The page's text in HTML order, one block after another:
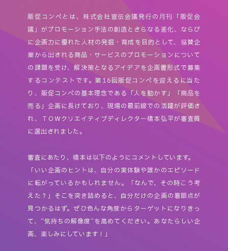
販促コンペとは、株式会社宣伝会議発行の月刊「販促会
議」がプロモーション手法の創造とさらなる進化、ならび
に企画力に優れた人材の発掘・育成を目的として、協賛企
業から出される商品・サービスのプロモーションについて
の課題を受け、解決策となるアイデアを企画書形式で募集
するコンテストです。第16回販促コンペを迎えるに当た
り、販促コンペの基本理念である「人を動かす」「商品を
売る」企画に長けており、現場の最前線での活躍が評価さ
れ、ＴＯＷクリエイティブディレクター橋本弘平が審査員
に選出されました。
審査にあたり、橋本は以下のようにコメントしています。
「いい企画のヒントは、自分の実体験や誰かのエピソード
に転がっているかもしれません。「なんで、その時こう考
えた？」そこを突き詰めると、自分だけの企画の着眼点が
見つかるはず。ぜひ色んな角度からターゲットになりきっ
て、“気持ちの解像度”を高めてください。あなたらしい企
画、楽しみにしています！」